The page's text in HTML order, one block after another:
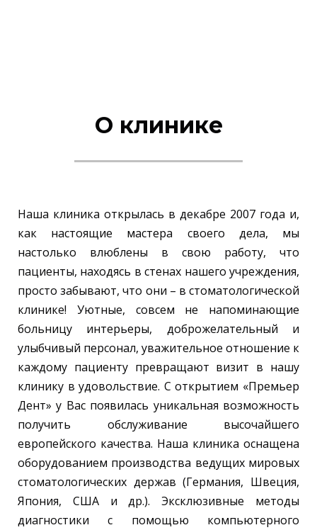
О клинике
Наша клиника открылась в декабре 2007 года и,
как настоящие мастера своего дела, мы
настолько влюблены в свою работу, что
пациенты, находясь в стенах нашего учреждения,
просто забывают, что они – в стоматологической
клинике! Уютные, совсем не напоминающие
больницу интерьеры, доброжелательный и
улыбчивый персонал, уважительное отношение к
каждому пациенту превращают визит в нашу
клинику в удовольствие. С открытием «Премьер
Дент» у Вас появилась уникальная возможность
получить обслуживание высочайшего
европейского качества. Наша клиника оснащена
оборудованием производства ведущих мировых
стоматологических держав (Германия, Швеция,
Япония, США и др.). Эксклюзивные методы
диагностики с помощью компьютерного